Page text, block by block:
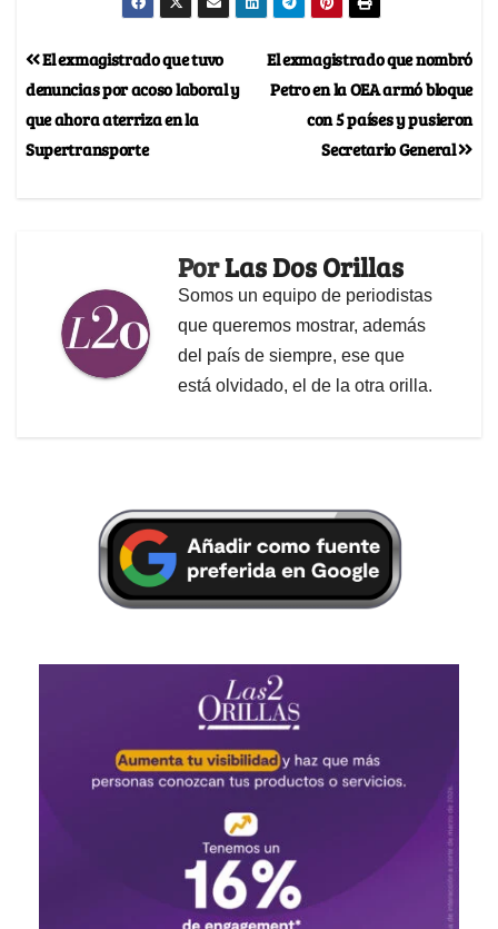
El exmagistrado que nombró
Petro en la OEA armó bloque
con 5 países y pusieron
Secretario General
El exmagistrado que tuvo
denuncias por acoso laboral y
que ahora aterriza en la
Supertransporte
PorLas Dos Orillas
Somos un equipo de periodistas
que queremos mostrar, además
del país de siempre, ese que
está olvidado, el de la otra orilla.